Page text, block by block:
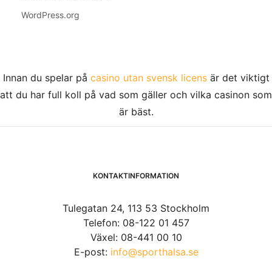
WordPress.org
Innan du spelar på casino utan svensk licensär det viktigt
att du har full koll på vad som gäller och vilka casinon som
är bäst.
KONTAKTINFORMATION
Tulegatan 24, 113 53 Stockholm
Telefon: 08-122 01 457
Växel: 08-441 00 10
E-post: info@sporthalsa.se